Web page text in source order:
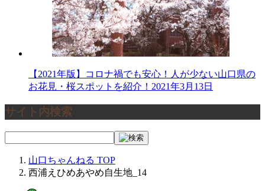
【2021年版】コロナ禍でも安心！人が少ない山口県の
お花見・桜スポットを紹介！ 2021年3月13日
サイト内検索
山口ちゃんねる TOP
西浦えひめあやめ自生地_14